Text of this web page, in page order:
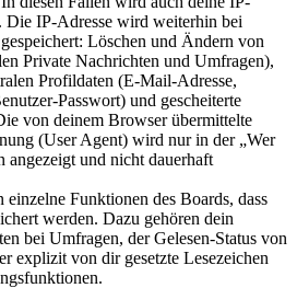
Die IP-Adresse wird weiterhin bei
Löschen und Ändern von
Private Nachrichten und Umfragen),
Profildaten (E-Mail-Adresse,
Passwort) und gescheiterte
von deinem Browser übermittelte
(User Agent) wird nur in der „Wer
angezeigt und nicht dauerhaft
Funktionen des Boards, dass
werden. Dazu gehören dein
bei Umfragen, der Gelesen-Status von
explizit von dir gesetzte Lesezeichen